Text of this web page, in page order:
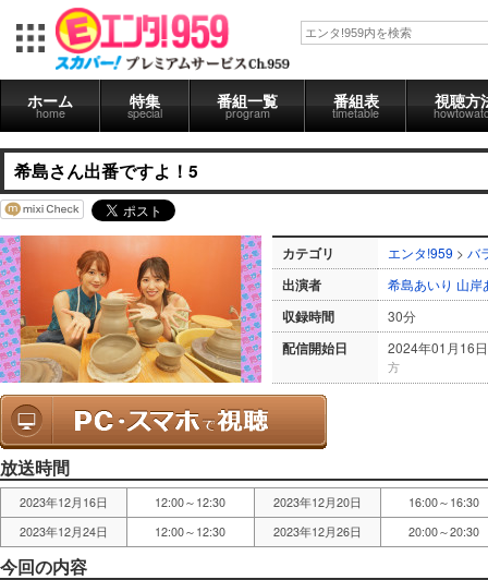
ホーム
home
特集
special
番組一覧
program
番組表
timetable
視聴方
希島さん出番ですよ！5
カテゴリ エンタ!959 > バ
出演者 希島あいり 山岸
収録時間 30分
配信開始日 2024年01月16日
方
放送時間
2023年12月16日 12:00～12:30 2023年12月20日
16:00～16:30
2023年12月24日
12:00～12:30 2023年12月26日 20:00～20:30
今回の内容